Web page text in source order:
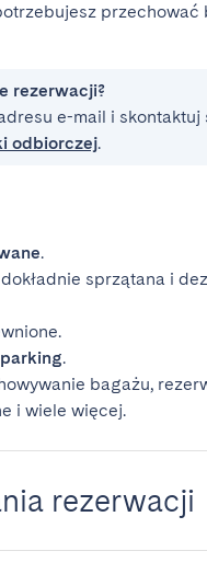
przechować
rezerwacji?
e-mail i skontaktuj
odbiorczej.
.
sprzątana i
parking.
bagażu,
i wiele więcej.
rezerwacji